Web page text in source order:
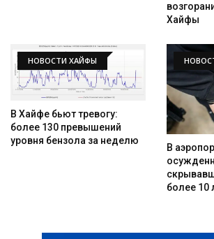
Хайфы
НОВОСТИ ХАЙФЫ
В Хайфе бьют тревогу:
более 130 превышений
уровня бензола за неделю
В
более 10